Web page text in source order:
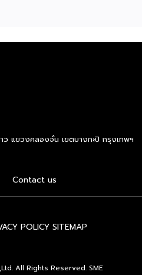
วุธ SMEs ไทย สู่ผู้บริโภค
งวางแผนขยายตลาด
น.
แขวงคลองจั่น เขตบางกะปิ กรุงเทพฯ
Contact us
POLICY SITEMAP
All Rights Reserved. SME